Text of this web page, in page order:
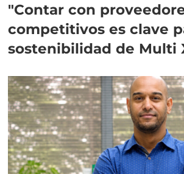
"Contar con
competitivos es clave
sostenibilidad de Multi